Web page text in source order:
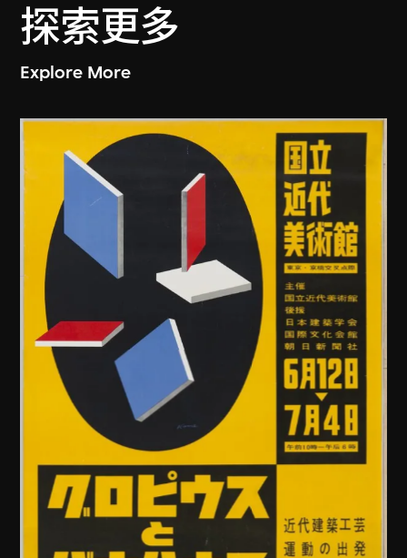
探索更多
Explore More